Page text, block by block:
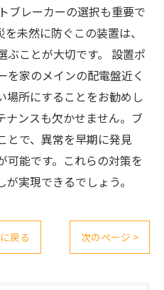
ブレーカーの選択も重要で
未然に防ぐこの装置は、
ぶことが大切です。 設置ポ
を家のメインの配電盤近く
場所にすることをお勧めし
ナンスも欠かせません。ブ
とで、異常を早期に発見
可能です。これらの対策を
実現できるでしょう。
戻る 次のページ >